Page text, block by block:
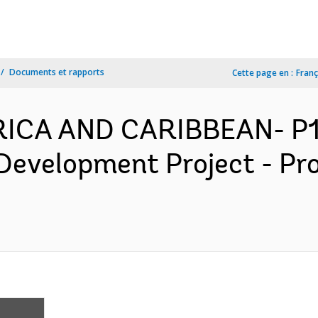
Documents et rapports Cette page en :
AND CARIBBEAN-
Project -